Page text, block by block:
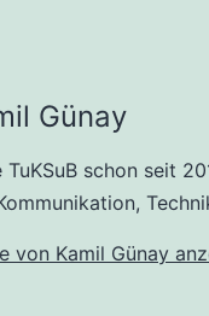
Günay
TuKSuB schon seit
von Kamil Günay